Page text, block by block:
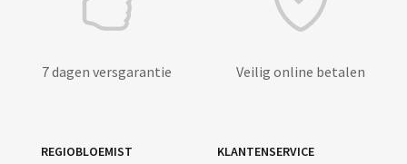
7 dagen versgarantie Veilig online betalen
REGIOBLOEMIST KLANTENSERVICE